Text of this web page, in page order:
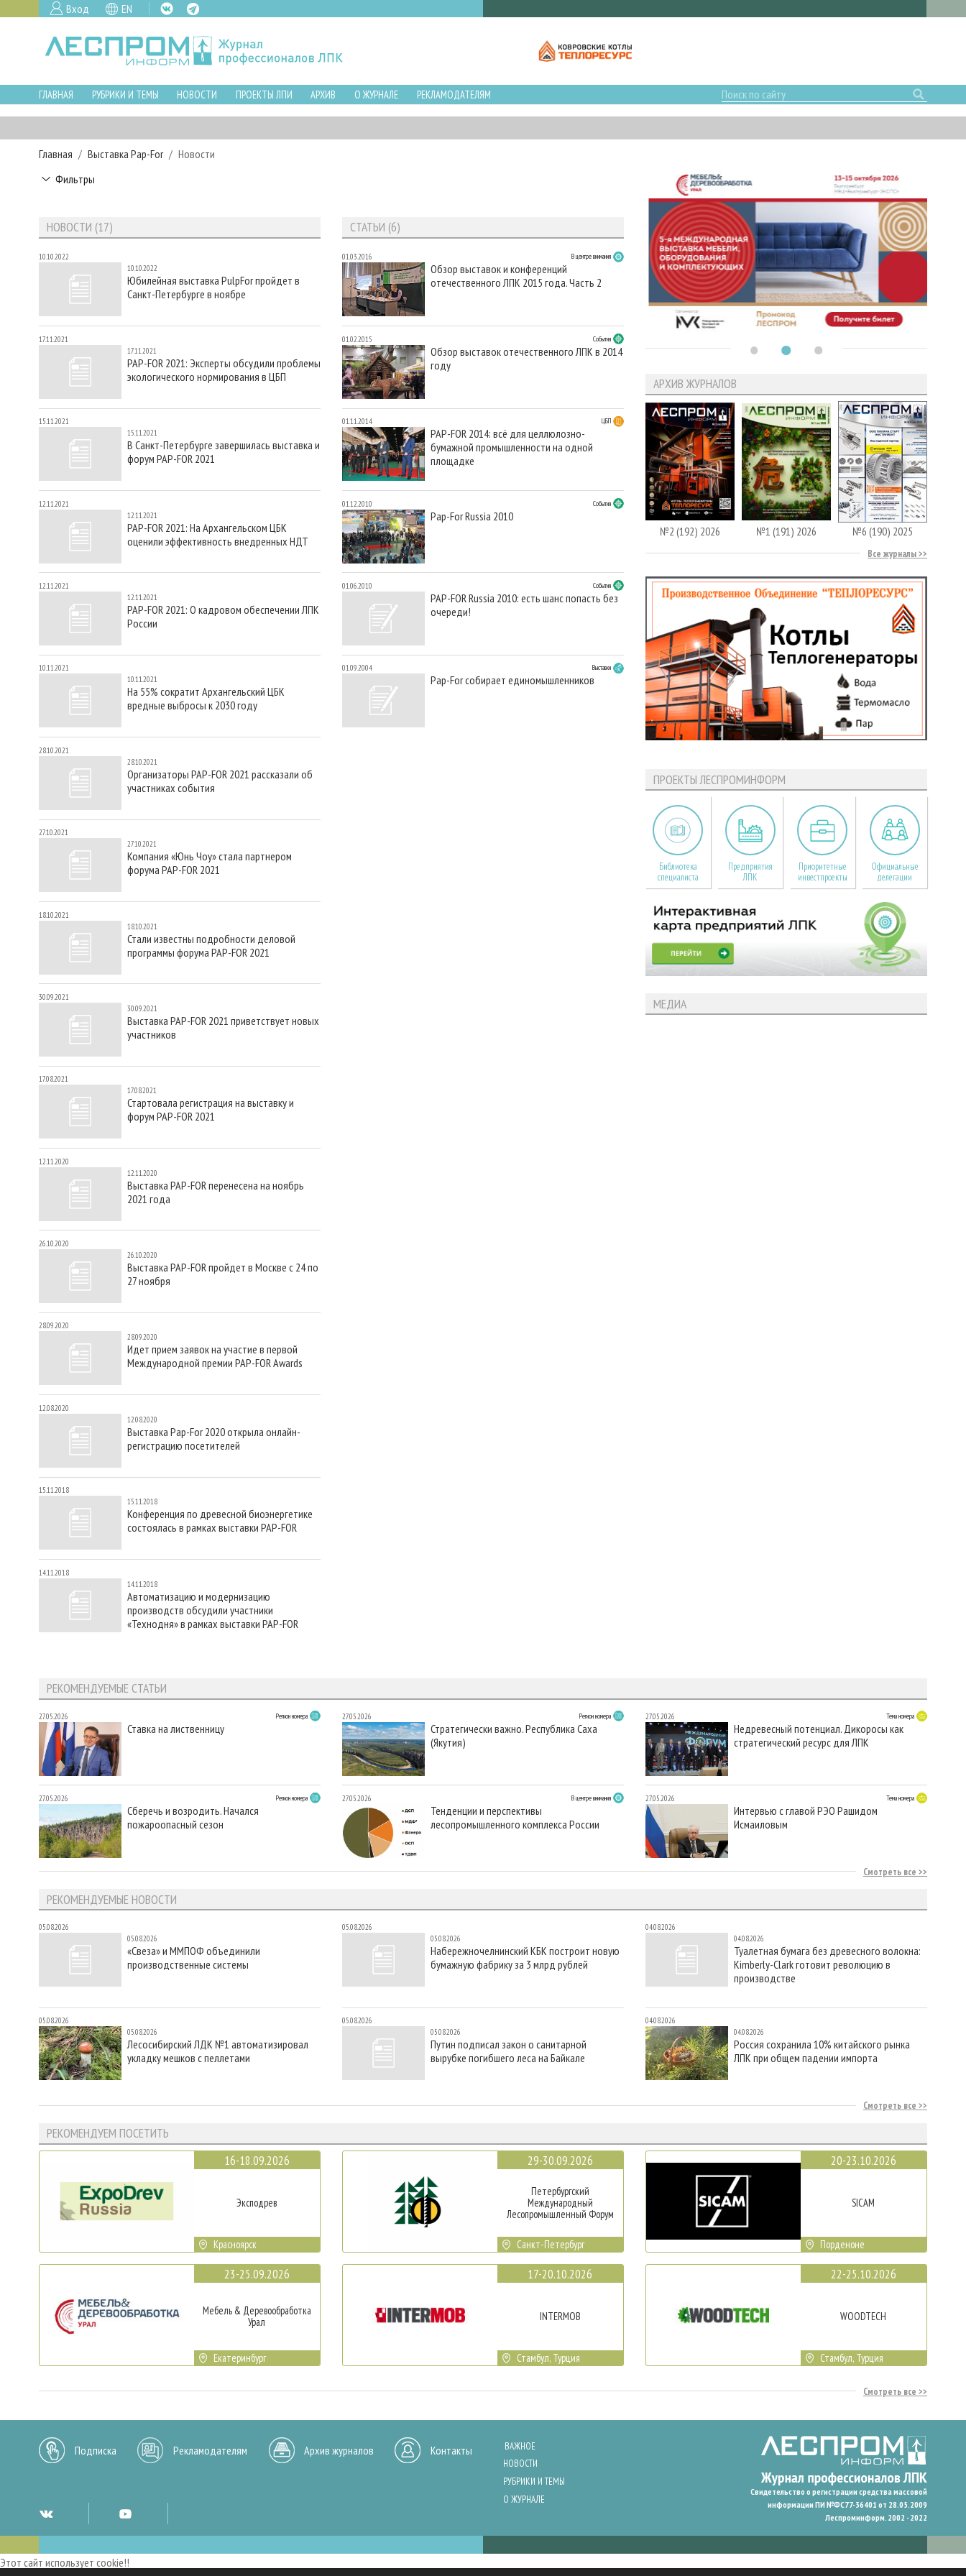
Вход EN
ГЛАВНАЯ РУБРИКИ И ТЕМЫ НОВОСТИ ПРОЕКТЫ ЛПИ АРХИВ О ЖУРНАЛЕ РЕКЛАМОДАТЕЛЯМ
Главная Выставка Pap-For
Новости
Фильтры
НОВОСТИ (17)
10.10.2022
10.10.2022
Юбилейная выставка PulpFor пройдет в
Санкт-Петербурге в ноябре
17.11.2021
17.11.2021
PAP-FOR 2021: Эксперты обсудили проблемы
экологического нормирования в ЦБП
15.11.2021
15.11.2021
В Санкт-Петербурге завершилась выставка и
форум PAP-FOR 2021
12.11.2021
12.11.2021
PAP-FOR 2021: На Архангельском ЦБК
оценили эффективность внедренных НДТ
12.11.2021
12.11.2021
PAP-FOR 2021: О кадровом обеспечении ЛПК
России
10.11.2021
10.11.2021
На 55% сократит Архангельский ЦБК
вредные выбросы к 2030 году
28.10.2021
28.10.2021
Организаторы PAP-FOR 2021 рассказали об
участниках события
27.10.2021
27.10.2021
Компания «Юнь Чоу» стала партнером
форума PAP-FOR 2021
18.10.2021
18.10.2021
Стали известны подробности деловой
программы форума PAP-FOR 2021
30.09.2021
30.09.2021
Выставка PAP-FOR 2021 приветствует новых
участников
17.08.2021
17.08.2021
Стартовала регистрация на выставку и
форум PAP-FOR 2021
12.11.2020
12.11.2020
Выставка PAP-FOR перенесена на ноябрь
2021 года
26.10.2020
26.10.2020
Выставка PAP-FOR пройдет в Москве с 24 по
27 ноября
28.09.2020
28.09.2020
Идет прием заявок на участие в первой
Международной премии PAP-FOR Awards
12.08.2020
12.08.2020
Выставка Pap-For 2020 открыла онлайн-
регистрацию посетителей
15.11.2018
15.11.2018
Конференция по древесной биоэнергетике
состоялась в рамках выставки PAP-FOR
14.11.2018
14.11.2018
Автоматизацию и модернизацию
производств обсудили участники
«Технодня» в рамках выставки PAP-FOR
СТАТЬИ (6)
01.03.2016 В центре внимания
Обзор выставок и конференций
отечественного ЛПК 2015 года. Часть 2
01.02.2015 События
Обзор выставок отечественного ЛПК в 2014
году
01.11.2014 ЦБП
PAP-FOR 2014: всё для целлюлозно-
бумажной промышленности на одной
площадке
01.12.2010 События
Pap-For Russia 2010
01.06.2010 События
PAP-FOR Russia 2010: есть шанс попасть без
очереди!
01.09.2004 Выставки
Pap-For собирает единомышленников
АРХИВ ЖУРНАЛОВ
№2 (192) 2026 №1 (191) 2026 №6 (190) 2025
Все журналы
ПРОЕКТЫ ЛЕСПРОМИНФОРМ
Библиотека
специалиста
Предприятия
ЛПК
Приоритетные
инвестпроекты
Официальные
делегации
МЕДИА
РЕКОМЕНДУЕМЫЕ СТАТЬИ
27.05.2026 Регион номера
Ставка на лиственницу
27.05.2026 Регион номера
Сберечь и возродить. Начался
пожароопасный сезон
27.05.2026 Регион номера
Стратегически важно. Республика Саха
(Якутия)
27.05.2026 В центре внимания
Тенденции и перспективы
лесопромышленного комплекса России
27.05.2026 Тема номера
Недревесный потенциал. Дикоросы как
стратегический ресурс для ЛПК
27.05.2026 Тема номера
Интервью с главой РЭО Рашидом
Исмаиловым
Смотреть все
РЕКОМЕНДУЕМЫЕ НОВОСТИ
05.08.2026
05.08.2026
«Свеза» и ММПОФ объединили
производственные системы
05.08.2026
05.08.2026
Лесосибирский ЛДК №1 автоматизировал
укладку мешков с пеллетами
05.08.2026
05.08.2026
Набережночелнинский КБК построит новую
бумажную фабрику за 3 млрд рублей
05.08.2026
05.08.2026
Путин подписал закон о санитарной
вырубке погибшего леса на Байкале
04.08.2026
04.08.2026
Туалетная бумага без древесного волокна:
Kimberly-Clark готовит революцию в
производстве
04.08.2026
04.08.2026
Россия сохранила 10% китайского рынка
ЛПК при общем падении импорта
Смотреть все
РЕКОМЕНДУЕМ ПОСЕТИТЬ
16-18.09.2026
Эксподрев
Красноярск
23-25.09.2026
Мебель & Деревообработка
Урал
Екатеринбург
29-30.09.2026
Петербургский
Международный
Лесопромышленный Форум
Санкт-Петербург
17-20.10.2026
INTERMOB
Стамбул, Турция
20-23.10.2026
SICAM
Порденоне
22-25.10.2026
WOODTECH
Стамбул, Турция
Смотреть все
Подписка Рекламодателям Архив журналов Контакты
ВАЖНОЕ
НОВОСТИ
РУБРИКИ И ТЕМЫ
О ЖУРНАЛЕ
Свидетельство о регистрации средства массовой
информации ПИ №ФС77-36401 от 28.05.2009
Леспроминформ. 2002 - 2022
Этот сайт использует cookie!!